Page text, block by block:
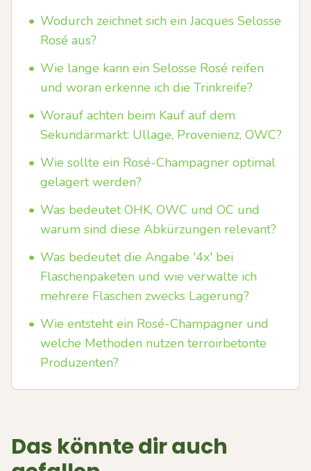
• Wodurch zeichnet sich ein Jacques Selosse
Rosé aus?
• Wie lange kann ein Selosse Rosé reifen
und woran erkenne ich die Trinkreife?
• Worauf achten beim Kauf auf dem
Sekundärmarkt: Ullage, Provenienz, OWC?
• Wie sollte ein Rosé-Champagner optimal
gelagert werden?
• Was bedeutet OHK, OWC und OC und
warum sind diese Abkürzungen relevant?
• Was bedeutet die Angabe '4x' bei
Flaschenpaketen und wie verwalte ich
mehrere Flaschen zwecks Lagerung?
• Wie entsteht ein Rosé-Champagner und
welche Methoden nutzen terroirbetonte
Produzenten?
Das könnte dir auch